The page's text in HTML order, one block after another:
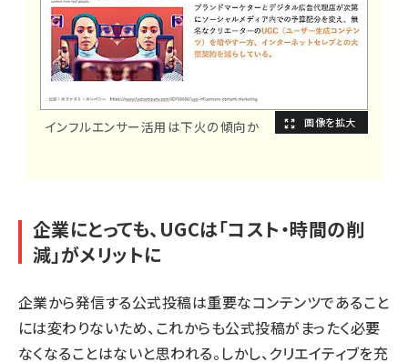
インフルエンサー活用は下火の傾向か
企業にとっても、UGCは「コスト・時間の削
減」がメリットに
企業から発信する公式投稿は重要なコンテンツであること
には変わりないため、これからも公式投稿がまったく必要
なくなることはないと思われる。しかし、クリエイティブを充